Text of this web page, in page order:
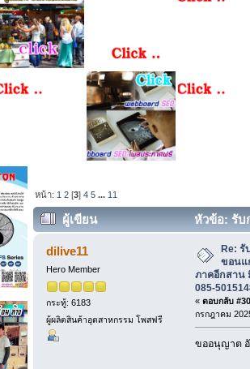
หน้า: 1 2 [3]4 5 ... 11
ผู้เขียน
หัวข้อ: รับ
สาน มีบริการแบ่งจ่าย 085-5015148 คุ
dilive11
Hero Member
กระทู้: 6183
ผู้ผลิตสินค้าอุตสาหกรรม โพสฟรี
Re: รั
ขอนแ
ภาคอีกสาน
085-
« ตอบกลับ
กรกฎาคม
ขออนุญาต